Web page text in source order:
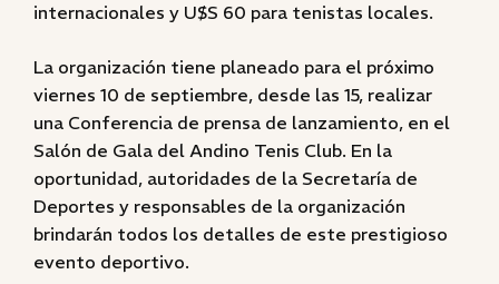
internacionales y U$S 60 para tenistas locales.
La organización tiene planeado para el próximo
viernes 10 de septiembre, desde las 15, realizar
una Conferencia de prensa de lanzamiento, en el
Salón de Gala del Andino Tenis Club. En la
oportunidad, autoridades de la Secretaría de
Deportes y responsables de la organización
brindarán todos los detalles de este prestigioso
evento deportivo.